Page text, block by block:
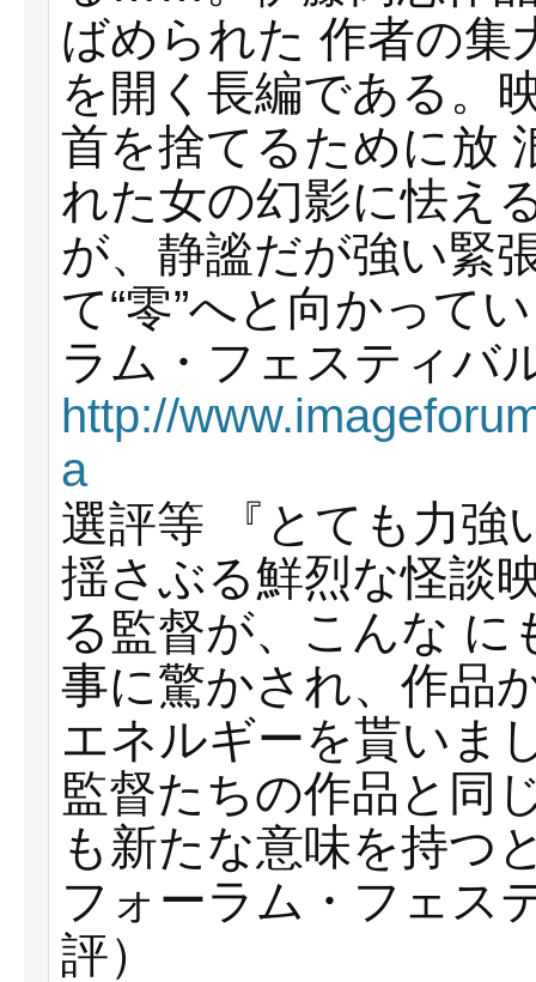
ばめられた 作者の集
を開く⻑編である。
⾸を捨てるために放
れた⼥の幻影に怯
が、静謐だが強い緊
て“零”へと向かって
ラム・フェスティバ
http://
a
選評等 『とても⼒強
揺さぶる鮮烈な怪談
る監督が、こんな に
事に驚かされ、作品
エネルギーを貰いま
監督たちの作品と同
も新たな意味を持つ
フォーラム・フェス
評）